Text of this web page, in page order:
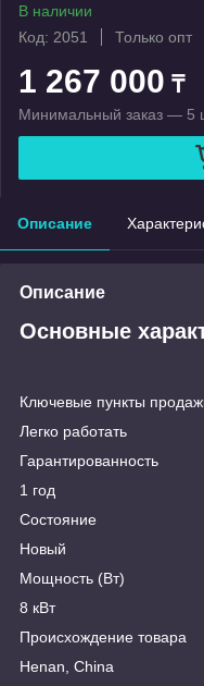
В наличии
Код: 2051
Только опт
1 267 000 ₸
Минимальный заказ — 5
Описание
Описание
Основные
Ключевые пункты
Легко работать
Гарантированность
1 год
Состояние
Новый
Мощность (Вт)
8 кВт
Происхождение товара
Henan, China